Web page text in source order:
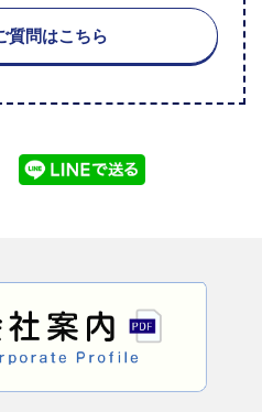
質問はこちら